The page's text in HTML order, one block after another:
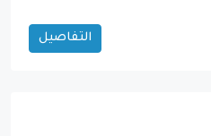
التفاصيل